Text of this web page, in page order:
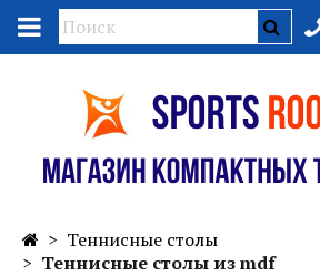
Теннисные столы
Теннисные столы из mdf